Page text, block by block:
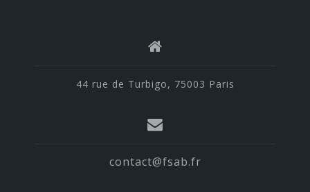
44 rue de Turbigo, 75003 Paris
contact@fsab.fr